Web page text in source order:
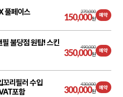
풀페이스 270,000
150,000원
예약
필 불당점 원탑! 스킨
490,000
350,000원
예약
꼬리필러 수입
포함
430,000
300,000원
예약